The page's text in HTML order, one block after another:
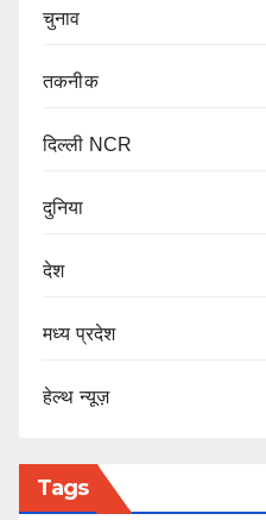
चुनाव
तकनीक
दिल्ली NCR
दुनिया
देश
मध्य प्रदेश
हेल्थ न्यूज़
Tags